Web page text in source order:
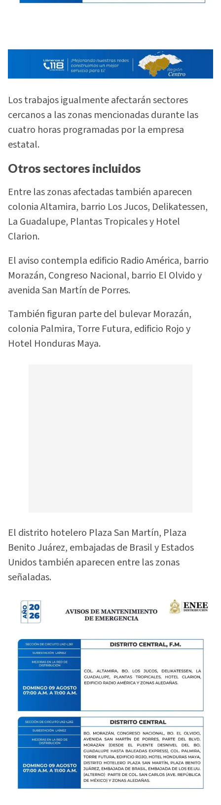
Los trabajos igualmente afectarán sectores
cercanos a las zonas mencionadas durante las
cuatro horas programadas por la empresa
estatal.
Otros sectores incluidos
Entre las zonas afectadas también aparecen
colonia Altamira, barrio Los Jucos, Delikatessen,
La Guadalupe, Plantas Tropicales y Hotel
Clarion.
El aviso contempla edificio Radio América, barrio
Morazán, Congreso Nacional, barrio El Olvido y
avenida San Martín de Porres.
También figuran parte del bulevar Morazán,
colonia Palmira, Torre Futura, edificio Rojo y
Hotel Honduras Maya.
El distrito hotelero Plaza San Martín, Plaza
Benito Juárez, embajadas de Brasil y Estados
Unidos también aparecen entre las zonas
señaladas.